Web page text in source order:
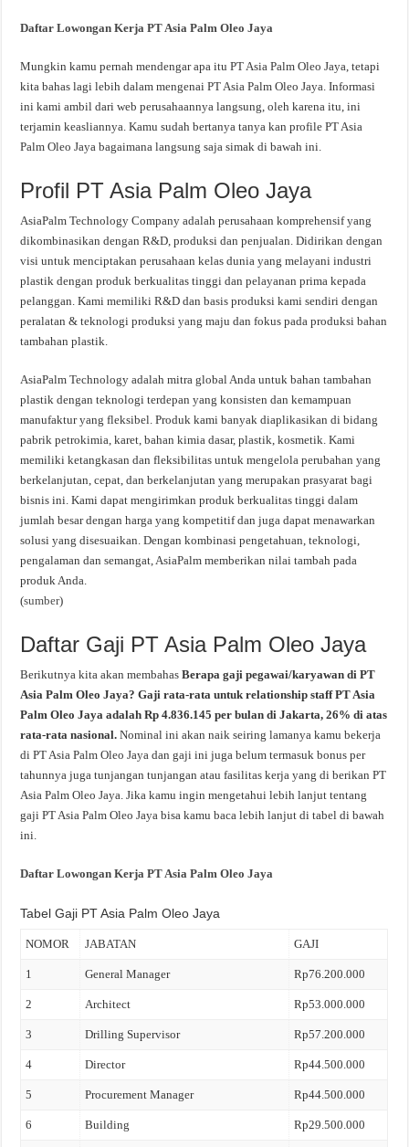
Daftar Lowongan Kerja PT Asia Palm Oleo Jaya
Mungkin kamu pernah mendengar apa itu PT Asia Palm Oleo Jaya, tetapi
kita bahas lagi lebih dalam mengenai PT Asia Palm Oleo Jaya. Informasi
ini kami ambil dari web perusahaannya langsung, oleh karena itu, ini
terjamin keasliannya. Kamu sudah bertanya tanya kan profile PT Asia
Palm Oleo Jaya bagaimana langsung saja simak di bawah ini.
Profil PT Asia Palm Oleo Jaya
AsiaPalm Technology Company adalah perusahaan komprehensif yang
dikombinasikan dengan R&D, produksi dan penjualan. Didirikan dengan
visi untuk menciptakan perusahaan kelas dunia yang melayani industri
plastik dengan produk berkualitas tinggi dan pelayanan prima kepada
pelanggan. Kami memiliki R&D dan basis produksi kami sendiri dengan
peralatan & teknologi produksi yang maju dan fokus pada produksi bahan
tambahan plastik.
AsiaPalm Technology adalah mitra global Anda untuk bahan tambahan
plastik dengan teknologi terdepan yang konsisten dan kemampuan
manufaktur yang fleksibel. Produk kami banyak diaplikasikan di bidang
pabrik petrokimia, karet, bahan kimia dasar, plastik, kosmetik. Kami
memiliki ketangkasan dan fleksibilitas untuk mengelola perubahan yang
berkelanjutan, cepat, dan berkelanjutan yang merupakan prasyarat bagi
bisnis ini. Kami dapat mengirimkan produk berkualitas tinggi dalam
jumlah besar dengan harga yang kompetitif dan juga dapat menawarkan
solusi yang disesuaikan. Dengan kombinasi pengetahuan, teknologi,
pengalaman dan semangat, AsiaPalm memberikan nilai tambah pada
produk Anda.
(sumber)
Daftar Gaji PT Asia Palm Oleo Jaya
Berikutnya kita akan membahasBerapa gaji pegawai/karyawan di PT
Asia Palm Oleo Jaya? Gaji rata-rata untuk relationship staff PT Asia
Palm Oleo Jaya adalah Rp 4.836.145 per bulan di Jakarta, 26% di atas
rata-rata nasional.Nominal ini akan naik seiring lamanya kamu bekerja
di PT Asia Palm Oleo Jaya dan gaji ini juga belum termasuk bonus per
tahunnya juga tunjangan tunjangan atau fasilitas kerja yang di berikan PT
Asia Palm Oleo Jaya. Jika kamu ingin mengetahui lebih lanjut tentang
gaji PT Asia Palm Oleo Jaya bisa kamu baca lebih lanjut di tabel di bawah
ini.
Daftar Lowongan Kerja PT Asia Palm Oleo Jaya
Tabel Gaji PT Asia Palm Oleo Jaya
NOMOR JABATAN GAJI
1 General Manager Rp76.200.000
2 Architect Rp53.000.000
3 Drilling Supervisor Rp57.200.000
4 Director Rp44.500.000
5 Procurement Manager Rp44.500.000
6 Building Rp29.500.000